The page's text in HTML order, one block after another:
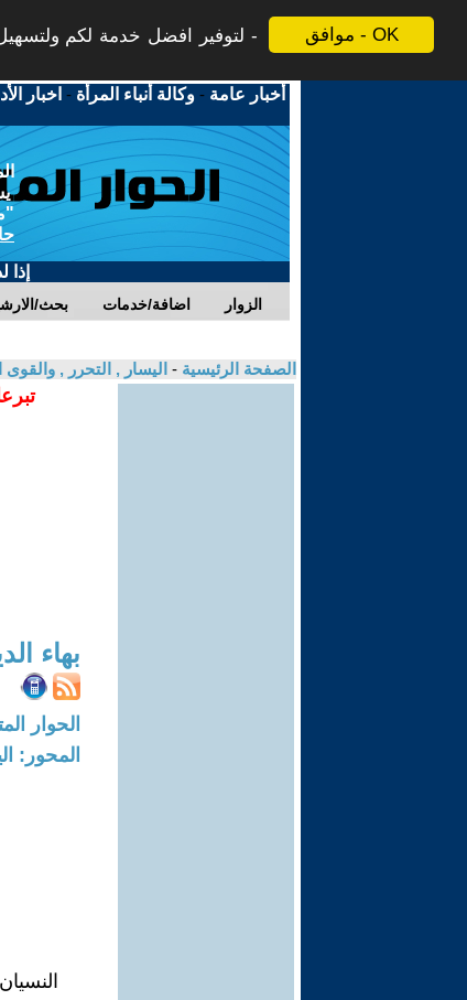
موافق - OK
لتوفير افضل خدمة لكم
أخبار عامة -وكالة أنباء المرأة - اخبار
بحث/ اضافة/خدمات الزوار
الصفحة الرئيسية - اليسار , التحرر , والقوى
بهاء
الحوار المتمدن-
المحور: